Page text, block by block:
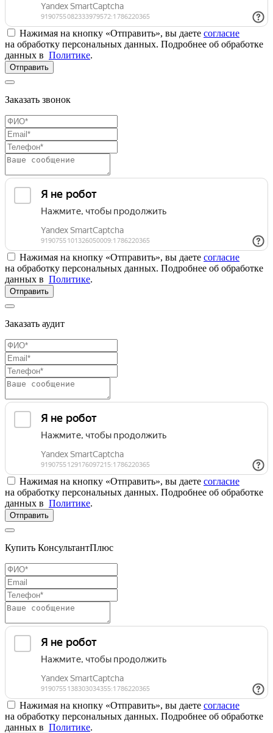
Нажимая на кнопку «Отправить», вы даете согласие
на обработку персональных данных. Подробнее об обработке
данных в Политике.
Отправить
Заказать звонок
Нажимая на кнопку «Отправить», вы даете согласие
на обработку персональных данных. Подробнее об обработке
данных в Политике.
Отправить
Заказать аудит
Нажимая на кнопку «Отправить», вы даете согласие
на обработку персональных данных. Подробнее об обработке
данных в Политике.
Отправить
Купить КонсультантПлюс
Нажимая на кнопку «Отправить», вы даете согласие
на обработку персональных данных. Подробнее об обработке
данных в Политике.